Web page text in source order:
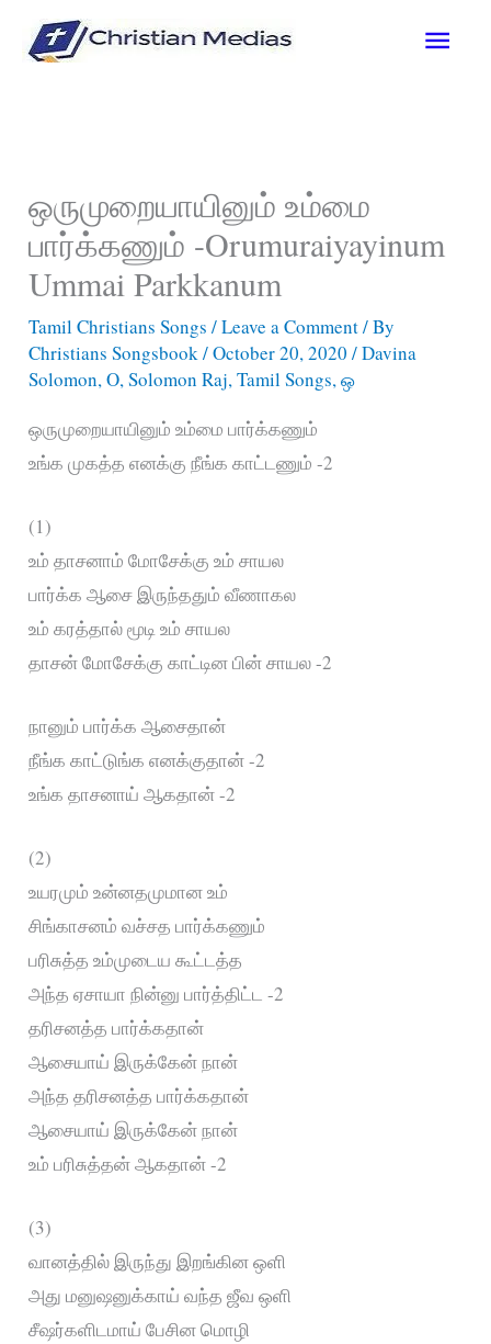
Main
ஒருமுறையாயினும் உம்மை
பார்க்கணும் -Orumuraiyayinum
Ummai Parkkanum
Tamil Christians Songs /Leave a Comment/ By
Christians Songsbook/October 20, 2020/Davina
Solomon,O,Solomon Raj,Tamil Songs,ஒ
ஒருமுறையாயினும் உம்மை பார்க்கணும்
உங்க முகத்த எனக்கு நீங்க காட்டணும் -2
(1)
உம் தாசனாம் மோசேக்கு உம் சாயல
பார்க்க ஆசை இருந்ததும் வீணாகல
உம் கரத்தால் மூடி உம் சாயல
தாசன் மோசேக்கு காட்டின பின் சாயல -2
நானும் பார்க்க ஆசைதான்
நீங்க காட்டுங்க எனக்குதான் -2
உங்க தாசனாய் ஆகதான் -2
(2)
உயரமும் உன்னதமுமான உம்
சிங்காசனம் வச்சத பார்க்கணும்
பரிசுத்த உம்முடைய கூட்டத்த
அந்த ஏசாயா நின்னு பார்த்திட்ட -2
தரிசனத்த பார்க்கதான்
ஆசையாய் இருக்கேன் நான்
அந்த தரிசனத்த பார்க்கதான்
ஆசையாய் இருக்கேன் நான்
உம் பரிசுத்தன் ஆகதான் -2
(3)
வானத்தில் இருந்து இறங்கின ஒளி
அது மனுஷனுக்காய் வந்த ஜீவ ஒளி
சீஷர்களிடமாய் பேசின மொழி